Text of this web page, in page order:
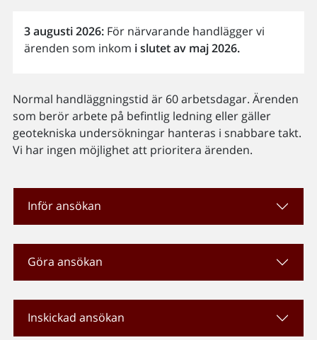
3 augusti 2026:För närvarande handlägger vi
ärenden som inkom i slutet av maj 2026.
Normal handläggningstid är 60 arbetsdagar. Ärenden
som berör arbete på befintlig ledning eller gäller
geotekniska undersökningar hanteras i snabbare takt.
Vi har ingen möjlighet att prioritera ärenden.
Inför ansökan
Göra ansökan
Inskickad ansökan